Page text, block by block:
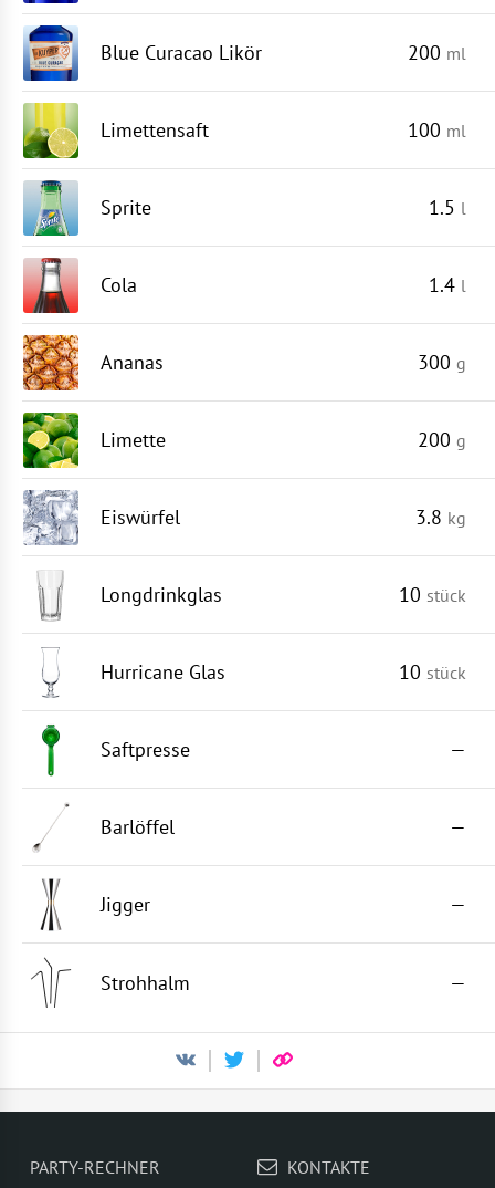
Blue Curacao Likör 200 ml
Limettensaft 100 ml
Sprite 1.5 l
Cola 1.4 l
Ananas 300 g
Limette 200 g
Eiswürfel 3.8 kg
Longdrinkglas 10 stück
Hurricane Glas 10 stück
Saftpresse —
Barlöffel —
Jigger —
Strohhalm —
PARTY-RECHNER KONTAKTE